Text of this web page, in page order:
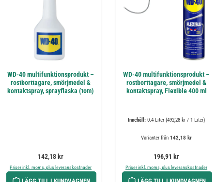
WD-40 multifunktionsprodukt –
rostborttagare, smörjmedel &
kontaktspray, sprayflaska (tom)
Ordinarie pris:
142,18 kr
Priser inkl. moms, plus leveranskostnader
WD-40 multifunktionsprodukt –
rostborttagare, smörjmedel &
kontaktspray, Flexible 400 ml
Innehåll: 0.4 Liter (492,28 kr / 1 Liter)
Varianter från 142,18 kr
Ordinarie pris:
196,91 kr
Priser inkl. moms, plus leveranskostnader